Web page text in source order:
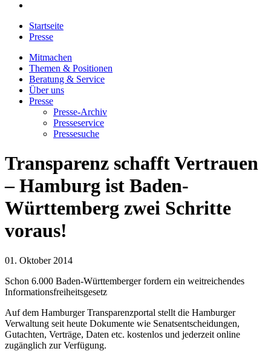
Startseite
Presse
Mitmachen
Themen & Positionen
Beratung & Service
Über uns
Presse
Presse-Archiv
Presseservice
Pressesuche
Transparenz schafft Vertrauen
– Hamburg ist Baden-
Württemberg zwei Schritte
voraus!
01. Oktober 2014
Schon 6.000 Baden-Württemberger fordern ein weitreichendes
Informationsfreiheitsgesetz
Auf dem Hamburger Transparenzportal stellt die Hamburger
Verwaltung seit heute Dokumente wie Senatsentscheidungen,
Gutachten, Verträge, Daten etc. kostenlos und jederzeit online
zugänglich zur Verfügung.